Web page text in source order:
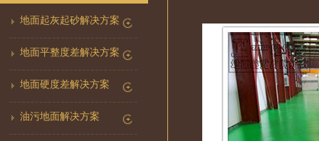
地面起灰起砂解决方案
地面平整度差解决方案
地面硬度差解决方案
油污地面解决方案